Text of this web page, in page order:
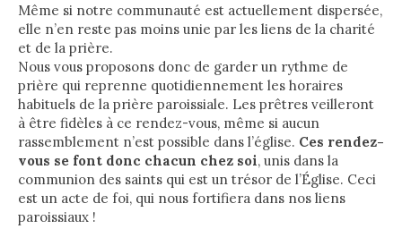
Même si notre communauté est actuellement dispersée,
elle n’en reste pas moins unie par les liens de la charité
et de la prière.
Nous vous proposons donc de garder un rythme de
prière qui reprenne quotidiennement les horaires
habituels de la prière paroissiale. Les prêtres veilleront
à être fidèles à ce rendez-vous, même si aucun
rassemblement n’est possible dans l’église. Ces rendez-
vous se font donc chacun chez soi, unis dans la
communion des saints qui est un trésor de l’Église. Ceci
est un acte de foi, qui nous fortifiera dans nos liens
paroissiaux !